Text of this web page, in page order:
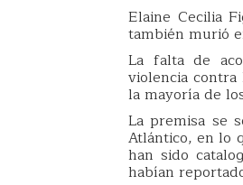
Elaine Cecilia
también murió
La falta de
violencia
la mayoría de
La premisa se
Atlántico, en lo
han sido
habían